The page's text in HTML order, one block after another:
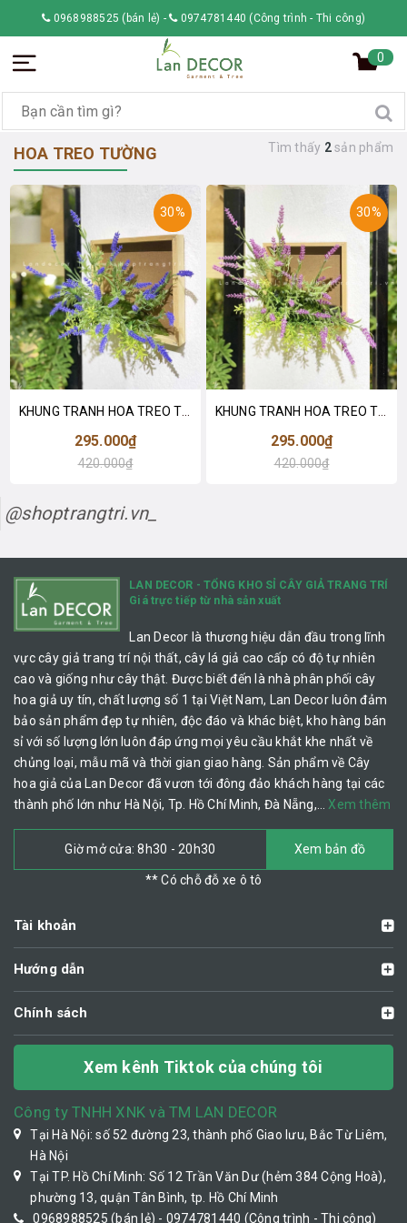
0968988525 (bán lẻ) - 0974781440 (Công trình - Thi công)
0
HOA TREO TƯỜNG Tìm thấy 2sản phẩm
30%
295.000₫
420.000₫
30%
295.000₫
420.000₫
@shoptrangtri.vn_
LAN DECOR - TỔNG KHO SỈ CÂY GIẢ TRANG TRÍ
Giá trực tiếp từ nhà sản xuất
Lan Decor là thương hiệu dẫn đầu trong lĩnh
vực cây giả trang trí nội thất, cây lá giả cao cấp có độ tự nhiên
cao và giống như cây thật. Được biết đến là nhà phân phối cây
hoa giả uy tín, chất lượng số 1 tại Việt Nam, Lan Decor luôn đảm
bảo sản phẩm đẹp tự nhiên, độc đáo và khác biệt, kho hàng bán
sỉ với số lượng lớn luôn đáp ứng mọi yêu cầu khắt khe nhất về
chủng loại, mẫu mã và thời gian giao hàng. Sản phẩm về Cây
hoa giả của Lan Decor đã vươn tới đông đảo khách hàng tại các
thành phố lớn như Hà Nội, Tp. Hồ Chí Minh, Đà Nẵng,… Xem thêm
Giờ mở cửa: 8h30 - 20h30 Xem bản đồ
** Có chỗ đỗ xe ô tô
Tài khoản
Hướng dẫn
Chính sách
Xem kênh Tiktok của chúng tôi
Công ty TNHH XNK và TM LAN DECOR
Tại Hà Nội: số 52 đường 23, thành phố Giao lưu, Bắc Từ Liêm,
Hà Nội
Tại TP. Hồ Chí Minh: Số 12 Trần Văn Dư (hẻm 384 Cộng Hoà),
phường 13, quận Tân Bình, tp. Hồ Chí Minh
0968988525 (bán lẻ) - 0974781440 (Công trình - Thi công)